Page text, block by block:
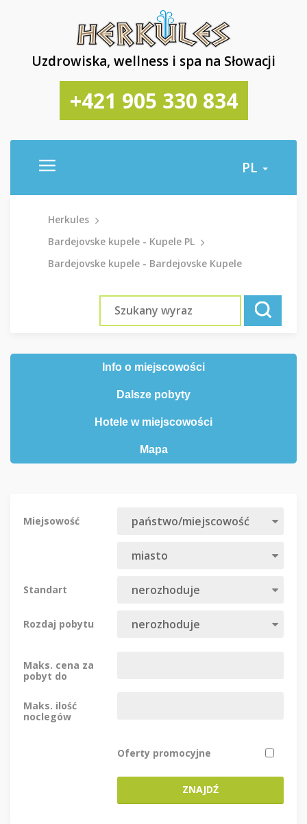
Uzdrowiska, wellness i spa na Słowacji
+421 905 330 834
PL
Herkules
Bardejovske kupele - Kupele PL
Bardejovske kupele - Bardejovske Kupele
Info o miejscowości
Dalsze pobyty
Hotele w miejscowości
Mapa
Miejsowość
Standart
Rozdaj pobytu
Maks. cena za
pobyt do
Maks. ilość
noclegów
Oferty promocyjne
ZNAJDŹ